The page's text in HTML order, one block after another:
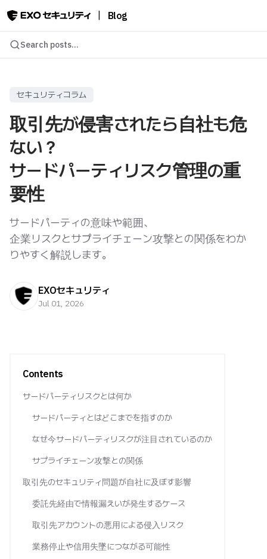
Blog
Search posts...
セキュリティコラム
取引先が侵害されたら自社も危
ない？
サードパーティリスク管理の重
要性
サードパーティの意味や範囲、
企業リスクとサプライチェーン攻撃との関係をわか
りやすく解説します。
EXOセキュリティ
Jul 01, 2026
Contents
サードパーティリスクとは何か
サードパーティとはどこまでを指すのか
なぜ今サードパーティリスクが注目されているのか
サプライチェーン攻撃との関係
取引先のセキュリティ問題が自社に及ぼす影響
委託先経由で情報漏えいが発生するケース
取引先アカウントの悪用による侵入リスク
業務停止や信用失墜につながる可能性